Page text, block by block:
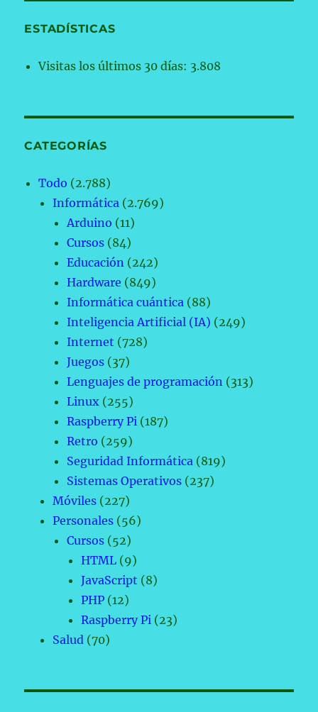
ESTADÍSTICAS
Visitas los últimos 30 días: 3.808
CATEGORÍAS
Todo (2.788)
Informática (2.769)
Arduino (11)
Cursos (84)
Educación (242)
Hardware (849)
Informática cuántica (88)
Inteligencia Artificial (IA) (249)
Internet (728)
Juegos (37)
Lenguajes de programación (313)
Linux (255)
Raspberry Pi (187)
Retro (259)
Seguridad Informática (819)
Sistemas Operativos (237)
Móviles (227)
Personales (56)
Cursos (52)
HTML (9)
JavaScript (8)
PHP (12)
Raspberry Pi (23)
Salud (70)